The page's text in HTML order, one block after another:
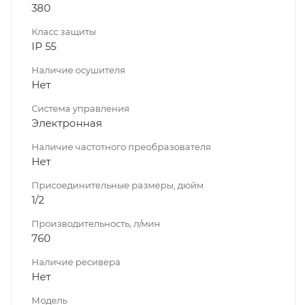
380
Класс защиты
IP 55
Наличие осушителя
Нет
Система управления
Электронная
Наличие частотного преобразователя
Нет
Присоединительные размеры, дюйм
1/2
Производительность, л/мин
760
Наличие ресивера
Нет
Модель